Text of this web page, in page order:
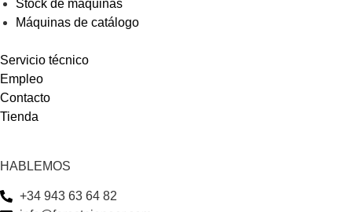
Stock de máquinas
Máquinas de catálogo
Servicio técnico
Empleo
Contacto
Tienda
HABLEMOS
+34 943 63 64 82